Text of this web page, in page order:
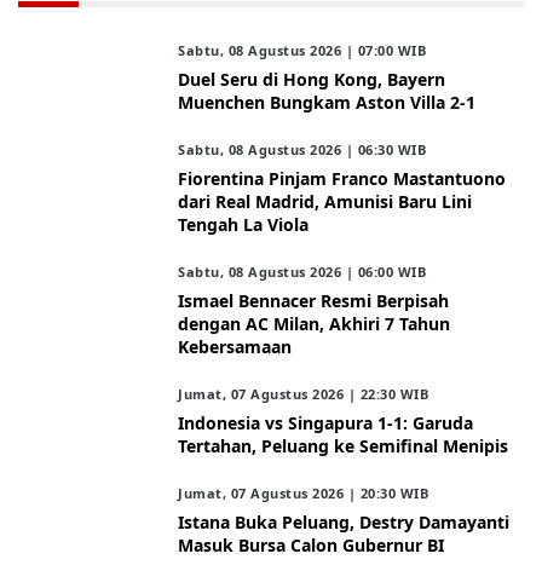
Sabtu, 08 Agustus 2026 | 07:00 WIB
Duel Seru di Hong Kong, Bayern
Muenchen Bungkam Aston Villa 2-1
Sabtu, 08 Agustus 2026 | 06:30 WIB
Fiorentina Pinjam Franco Mastantuono
dari Real Madrid, Amunisi Baru Lini
Tengah La Viola
Sabtu, 08 Agustus 2026 | 06:00 WIB
Ismael Bennacer Resmi Berpisah
dengan AC Milan, Akhiri 7 Tahun
Kebersamaan
Jumat, 07 Agustus 2026 | 22:30 WIB
Indonesia vs Singapura 1-1: Garuda
Tertahan, Peluang ke Semifinal Menipis
Jumat, 07 Agustus 2026 | 20:30 WIB
Istana Buka Peluang, Destry Damayanti
Masuk Bursa Calon Gubernur BI